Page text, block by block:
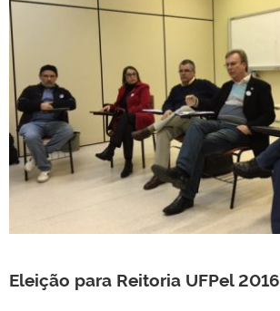
Eleição para Reitoria UFPel 2016